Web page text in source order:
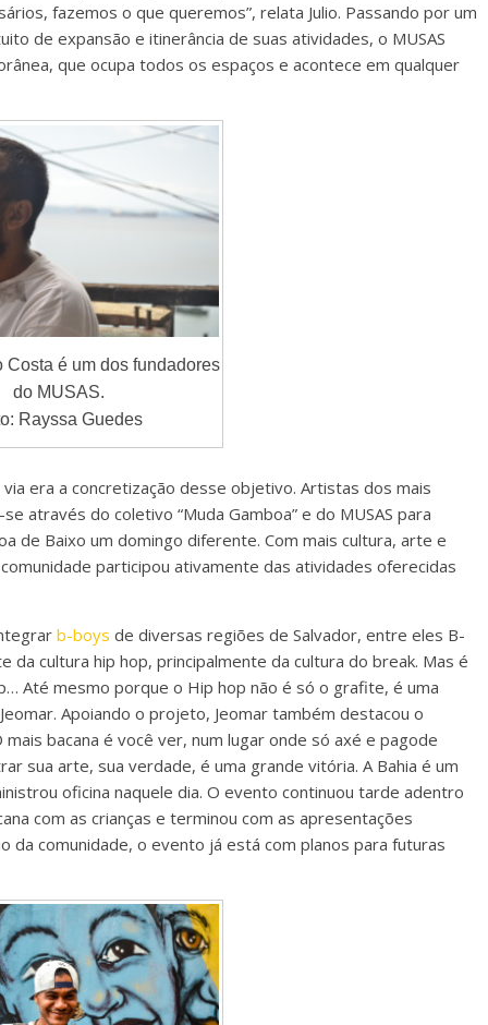
fazemos o que queremos”, relata Julio. Passando por um
de expansão e itinerância de suas atividades, o MUSAS
que ocupa todos os espaços e acontece em qualquer
Costa é um dos fundadores
do MUSAS.
Rayssa Guedes
era a concretização desse objetivo. Artistas dos mais
através do coletivo “Muda Gamboa” e do MUSAS para
de Baixo um domingo diferente. Com mais cultura, arte e
participou ativamente das atividades oferecidas
b-boys de diversas regiões de Salvador, entre eles B-
da cultura hip hop, principalmente da cultura do break. Mas é
Até mesmo porque o Hip hop não é só o grafite, é uma
Apoiando o projeto, Jeomar também destacou o
bacana é você ver, num lugar onde só axé e pagode
sua arte, sua verdade, é uma grande vitória. A Bahia é um
oficina naquele dia. O evento continuou tarde adentro
com as crianças e terminou com as apresentações
da comunidade, o evento já está com planos para futuras